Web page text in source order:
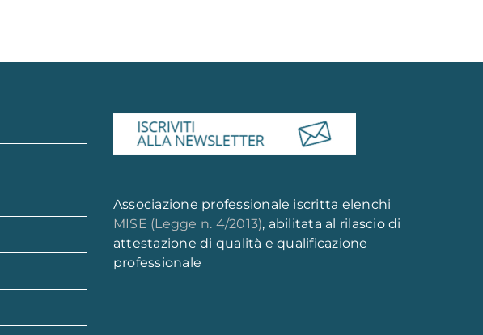
Associazione professionale iscritta elenchi
MISE (Legge n. 4/2013), abilitata al rilascio di
attestazione di qualità e qualificazione
professionale